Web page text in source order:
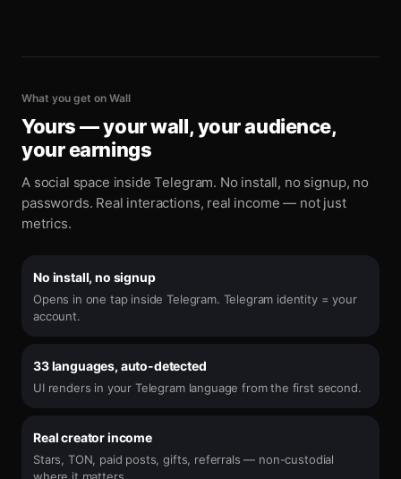
What you get on Wall
Yours — your wall, your audience,
your earnings
A social space inside Telegram. No install, no signup, no
passwords. Real interactions, real income — not just
metrics.
No install, no signup
Opens in one tap inside Telegram. Telegram identity = your
account.
33 languages, auto-detected
UI renders in your Telegram language from the first second.
Real creator income
Stars, TON, paid posts, gifts, referrals — non-custodial